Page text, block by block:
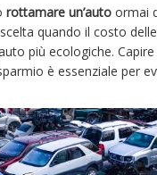
rottamare un’auto ormai
quando il costo
più ecologiche.
è essenziale per